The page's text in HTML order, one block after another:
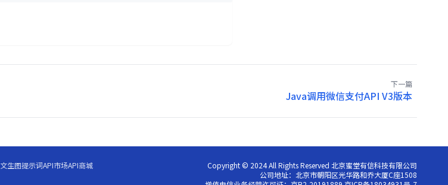
下一篇
Java调用微信支付API V3版本
文生图提示词API市场API商城
Copyright © 2024 All Rights Reserved 北京蜜堂有信科技有限公司
公司地址：北京市朝阳区光华路和乔大厦C座1508